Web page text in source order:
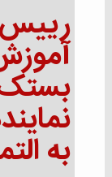
رییس
به